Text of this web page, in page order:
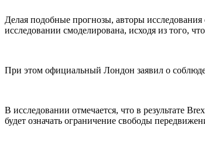
Делая подобные прогнозы, авторы
исследовании смоделирована, исходя из того,
При этом официальный Лондон заявил о
В исследовании отмечается, что в результате
будет означать ограничение свободы